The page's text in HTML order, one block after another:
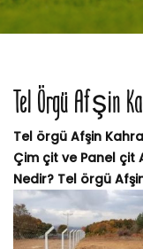
Tel Örgü Afşin
Tel örgü Afşin
Çim çit ve Panel çit
Nedir? Tel örgü